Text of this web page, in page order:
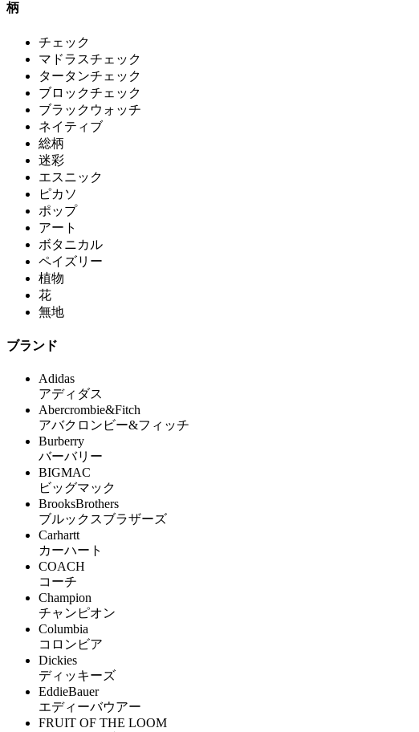
柄
チェック
マドラスチェック
タータンチェック
ブロックチェック
ブラックウォッチ
ネイティブ
総柄
迷彩
エスニック
ピカソ
ポップ
アート
ボタニカル
ペイズリー
植物
花
無地
ブランド
Adidas
アディダス
Abercrombie&Fitch
アバクロンビー&フィッチ
Burberry
バーバリー
BIGMAC
ビッグマック
BrooksBrothers
ブルックスブラザーズ
Carhartt
カーハート
COACH
コーチ
Champion
チャンピオン
Columbia
コロンビア
Dickies
ディッキーズ
EddieBauer
エディーバウアー
FRUIT OF THE LOOM